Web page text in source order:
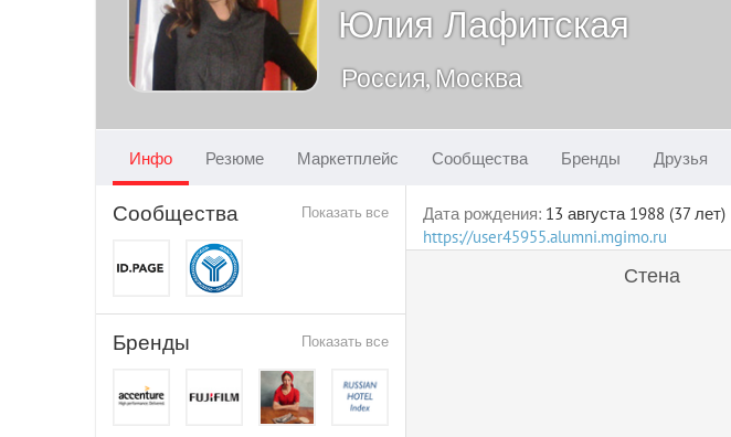
Юлия Лафитская
Россия, Москва
Инфо Резюме Маркетплейс Сообщества Бренды Друзья
Показать все
Сообщества
Показать все
Бренды
Дата рождения: 13 августа 1988 (37 лет)
https://user45955.alumni.mgimo.ru
Стена